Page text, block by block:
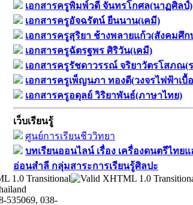
เอกสารครูพิมพ์วดี จันทรโกศล(นาฏศิลป์)
เอกสารครูอัจฉรัตน์ ยืนนาน(เคมี)
เอกสารครูสุริยา ช้างพลายแก้ว(สังคมศึก
เอกสารครูฉัตรฐพร ศิริวัน(เคมี)
เอกสารครูรัชดาวรรณ์ จริยาวัตรโสภณ(
เอกสารครูเพ็ญนภา ทองดี(วงจรไฟฟ้าเบื้
เอกสารครูอดุลย์ วิริยาพันธ์(ภาษาไทย)
เว็บเรียนรู้
ศูนย์การเรียนชีววิทยา
บทเรียนออนไลน์​ เรื่อง​ เครื่องดนตรีไท
อ่อนสำลี​ กลุ่มสาระการเรียนรู้ศิลปะ
535069, 038-